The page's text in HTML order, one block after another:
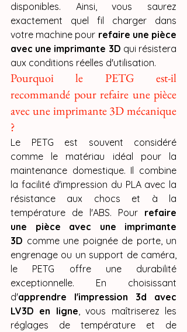
disponibles. Ainsi, vous saurez
exactement quel fil charger dans
votre machine pour refaire une pièce
avec une imprimante 3D qui résistera
aux conditions réelles d'utilisation.
Pourquoi le PETG est-il
recommandé pour refaire une pièce
avec une imprimante 3D mécanique
?
Le PETG est souvent considéré
comme le matériau idéal pour la
maintenance domestique. Il combine
la facilité d'impression du PLA avec la
résistance aux chocs et à la
température de l'ABS. Pour refaire
une pièce avec une imprimante
3D comme une poignée de porte, un
engrenage ou un support de caméra,
le PETG offre une durabilité
exceptionnelle. En choisissant
d'apprendre l'impression 3d avec
LV3D en ligne, vous maîtriserez les
réglages de température et de